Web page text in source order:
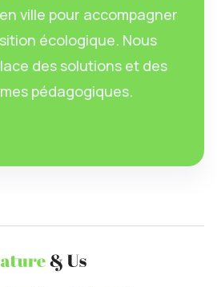
ville pour accompagner
écologique. Nous
des solutions et des
pédagogiques.